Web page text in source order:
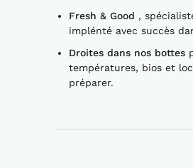
Fresh & Good ,
implénté avec succès
Droites dans nos bottes
températures, bios et
préparer.